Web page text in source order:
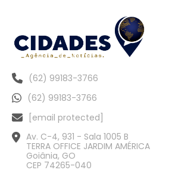
(62) 99183-3766
(62) 99183-3766
[email protected]
Av. C-4, 931 - Sala 1005 B
TERRA OFFICE JARDIM AMÉRICA
Goiânia, GO
CEP 74265-040